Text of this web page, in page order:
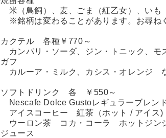
米（鳥飼）、麦、ごま（紅乙女）、いも
※銘柄は変わることがあります。お尋ね
カクテル 各種￥770～
カンパリ・ソーダ、ジン・トニック、モ
ガフ
カルーア・ミルク、カシス・オレンジ
ソフトドリンク 各 ￥550～
Nescafe Dolce Gustoレギュラーブレン
アイスコーヒー 紅茶（ホット / アイス
ウーロン茶 コカ・コーラ ホットジン
ジュース